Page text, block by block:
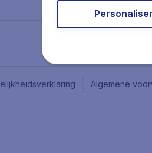
Algemene